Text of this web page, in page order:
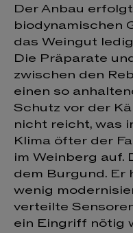
Der Anbau
biodynamischen
das Weingut
Die Präparate
zwischen den
einen so
Schutz vor der
nicht reicht, was
Klima öfter der
im Weinberg auf.
dem Burgund. Er
wenig
verteilte
ein Eingriff nötig